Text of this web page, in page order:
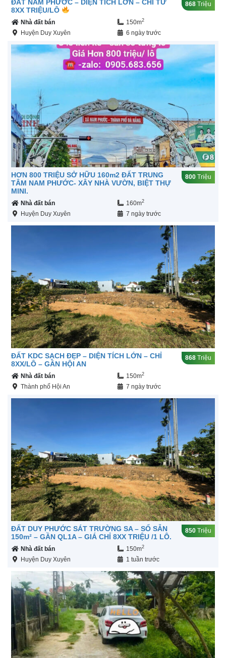
ĐẤT NAM PHƯỚC – DIỆN TÍCH LỚN – CHỈ TỪ
8XX TRIỆU/LÔ
868 Triệu
Nhà đất bán 150m2
Huyện Duy Xuyên 6 ngày trước
HƠN 800 TRIỆU SỞ HỮU 160m2 ĐẤT TRUNG
TÂM NAM PHƯỚC- XÂY NHÀ VƯỜN, BIỆT THỰ
MINI.
800 Triệu
Nhà đất bán 160m2
Huyện Duy Xuyên 7 ngày trước
ĐẤT KDC SẠCH ĐẸP – DIỆN TÍCH LỚN – CHỈ
8XX/LÔ – GẦN HỘI AN
868 Triệu
Nhà đất bán 150m2
Thành phố Hội An 7 ngày trước
ĐẤT DUY PHƯỚC SÁT TRƯỜNG SA – SỔ SẴN
150m² – GẦN QL1A – GIÁ CHỈ 8XX TRIỆU /1 LÔ.
850 Triệu
Nhà đất bán 150m2
Huyện Duy Xuyên 1 tuần trước